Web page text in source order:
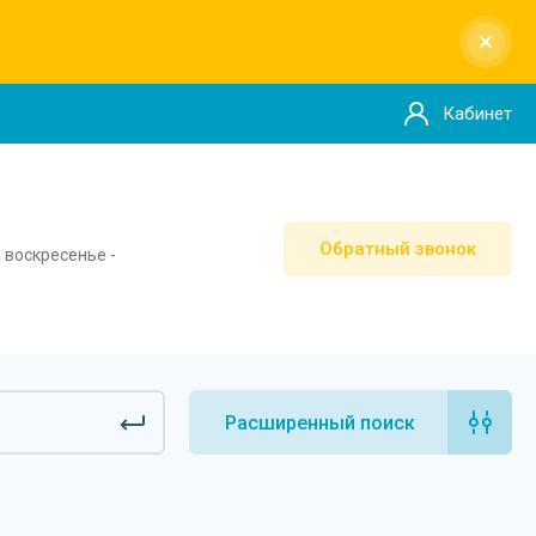
Кабинет
- Обратный звонок
Расширенный поиск